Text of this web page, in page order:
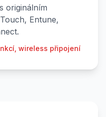
originálním
Entune,
wireless připojení